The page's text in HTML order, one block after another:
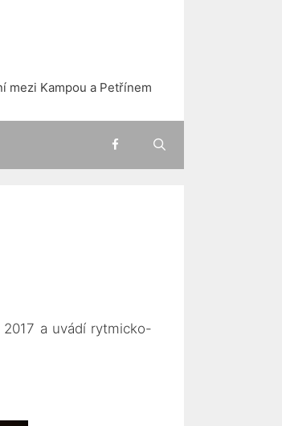
mezi Kampou a Petřínem
a uvádí rytmicko-